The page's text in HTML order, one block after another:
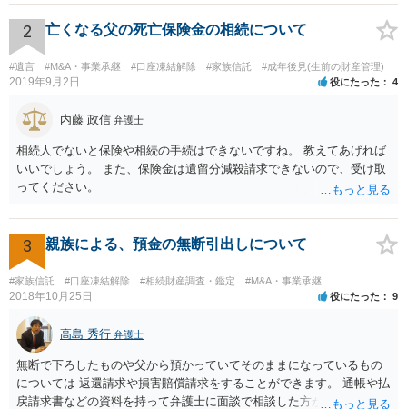
相続人おられるということであれば、他の相続人との協議が必要とな
るところです。 また、当該点とは別にご主人から貸付ではなく贈与で
あると主張される可能性がございます。 その場合には、貸付であるこ
とを伺わせる事情をどれだけ積み重ねることが出来るか、というとこ
ろとなります。 返済の事実や、返済を約束するメール等です。 金額の
おく方が宜しいかと思います。 緊急という訳ではないかと思います
が、事前準備が早い方が有効な手段が増える傾向にありますので、早
目に弁護士を入れられることを御検討頂くと良いかと思います。
2 亡くなる父の死亡保険金の相続について
#遺言 #M&A・事業承継 #口座凍結解除 #家族信託 #成年後見(生前の財産管理)
2019年9月2日 役にたった 4
内藤 政信 弁護士
相続人でないと保険や相続の手続はできないですね。 教えてあげれば
いいでしょう。 また、保険金は遺留分減殺請求できないので、受け取
ってください。
3 親族による、預金の無断引出しについて
#家族信託 #口座凍結解除 #相続財産調査・鑑定 #M&A・事業承継
2018年10月25日 役にたった 9
高島 秀行 弁護士
無断で下ろしたものや父から預かっていてそのままになっているもの
については 返還請求や損害賠償請求をすることができます。 通帳や払
戻請求書などの資料を持って弁護士に面談で相談した方がよいと思い